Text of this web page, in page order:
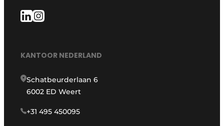
KANTOOR NEDERLAND
Schatbeurderlaan 6
6002 ED Weert
+31 495 450095